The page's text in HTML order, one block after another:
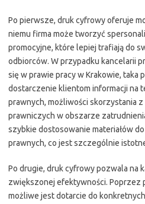
Po pierwsze, druk cyfrowy oferuje
niemu firma może tworzyć
promocyjne, które lepiej trafiają do
odbiorców. W przypadku kancelarii
się w prawie pracy w Krakowie, taka
dostarczenie klientom informacji na
prawnych, możliwości skorzystania
prawniczych w obszarze
szybkie dostosowanie materiałów
prawnych, co jest szczególnie
Po drugie, druk cyfrowy pozwala na
zwiększonej efektywności. Poprzez
możliwe jest dotarcie do